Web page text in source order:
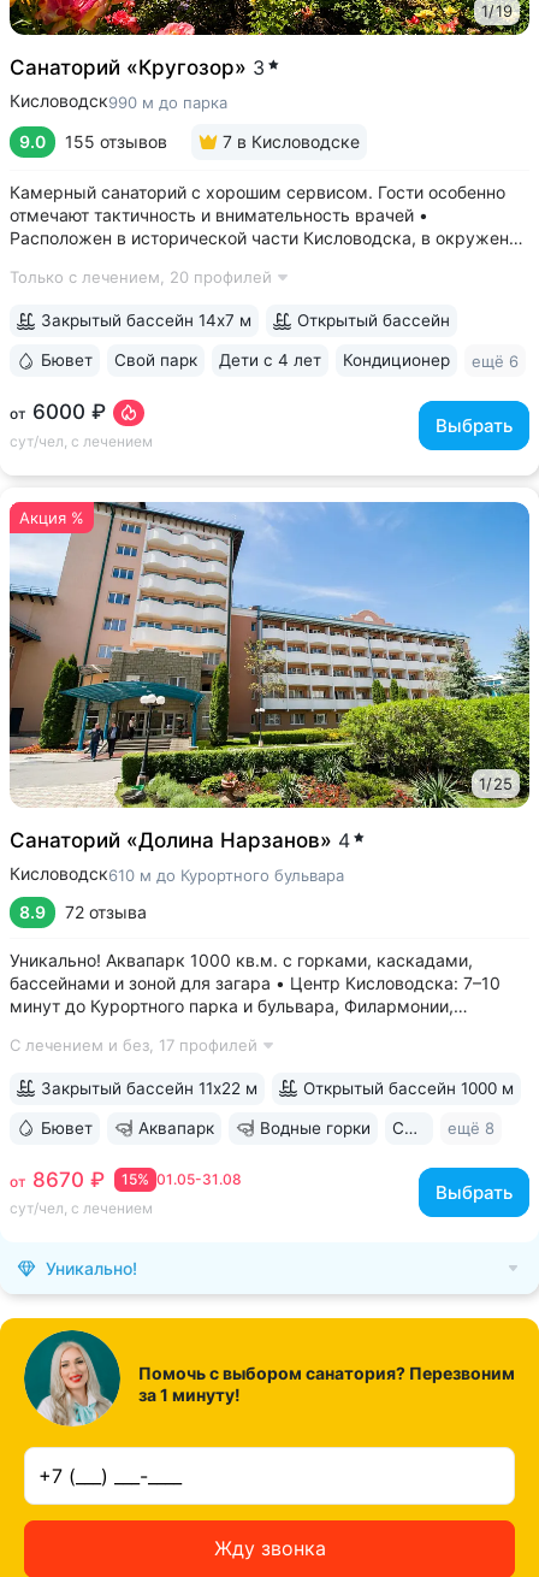
1/19
Санаторий «Кругозор» 3
Кисловодск990 м до парка
9.0 155 отзывов 7 в Кисловодске
Камерный санаторий с хорошим сервисом. Гости особенно
отмечают тактичность и внимательность врачей •
Расположен в исторической части Кисловодска, в окружении
лестницы и входа в Курортный парк • Территория 3,2 га
Только с лечением, 20 профилей
от 6000 ₽
сут/чел, с лечением
Выбрать
Закрытый бассейн 14х7 м Открытый бассейн
Бювет Свой парк Дети с 4 лет Кондиционер ещё 6
Акция %
1/25
Санаторий «Долина Нарзанов» 4
Кисловодск610 м до Курортного бульвара
8.9 72 отзыва
Уникально! Аквапарк 1000 кв.м. с горками, каскадами,
бассейнами и зоной для загара • Центр Кисловодска: 7–10
минут до Курортного парка и бульвара, Филармонии,
курортов: «Ессентуки-4» и «Славяновская» (Железноводск).
С лечением и без, 17 профилей
01.05-31.08
15%
от 8670 ₽
сут/чел, с лечением
Выбрать
Закрытый бассейн 11х22 м Открытый бассейн 1000 м
Бювет Аквапарк Водные горки Свой парк ещё 8
Уникально!
Помочь с выбором санатория? Перезвоним
за 1 минуту!
Жду звонка